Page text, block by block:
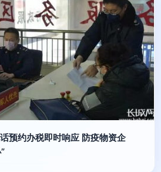
预约办税即时响应 防疫物资企